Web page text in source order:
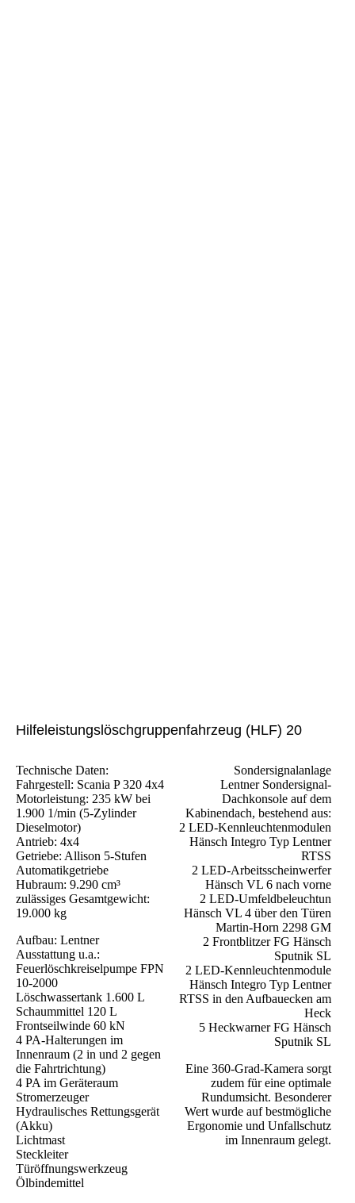
Hilfeleistungslöschgruppenfahrzeug (HLF) 20
Technische Daten:
Fahrgestell: Scania P 320 4x4
Motorleistung: 235 kW bei
1.900 1/min (5-Zylinder
Dieselmotor)
Antrieb: 4x4
Getriebe: Allison 5-Stufen
Automatikgetriebe
Hubraum: 9.290 cm³
zulässiges Gesamtgewicht:
19.000 kg
Aufbau: Lentner
Ausstattung u.a.:
Feuerlöschkreiselpumpe FPN
10-2000
Löschwassertank 1.600 L
Schaummittel 120 L
Frontseilwinde 60 kN
4 PA-Halterungen im
Innenraum (2 in und 2 gegen
die Fahrtrichtung)
4 PA im Geräteraum
Stromerzeuger
Hydraulisches Rettungsgerät
(Akku)
Lichtmast
Steckleiter
Türöffnungswerkzeug
Ölbindemittel
Sondersignalanlage
Lentner Sondersignal-
Dachkonsole auf dem
Kabinendach, bestehend aus:
2 LED-Kennleuchtenmodulen
Hänsch Integro Typ Lentner
RTSS
2 LED-Arbeitsscheinwerfer
Hänsch VL 6 nach vorne
2 LED-Umfeldbeleuchtun
Hänsch VL 4 über den Türen
Martin-Horn 2298 GM
2 Frontblitzer FG Hänsch
Sputnik SL
2 LED-Kennleuchtenmodule
Hänsch Integro Typ Lentner
RTSS in den Aufbauecken am
Heck
5 Heckwarner FG Hänsch
Sputnik SL
Eine 360-Grad-Kamera sorgt
zudem für eine optimale
Rundumsicht. Besonderer
Wert wurde auf bestmögliche
Ergonomie und Unfallschutz
im Innenraum gelegt.